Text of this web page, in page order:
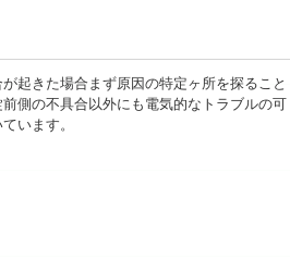
起きた場合まず原因の特定ヶ所を探ること
側の不具合以外にも電気的なトラブルの可
います。